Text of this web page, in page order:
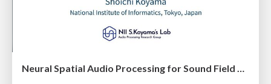
Neural Spatial Audio Processing for Sound Field Analysis and Control